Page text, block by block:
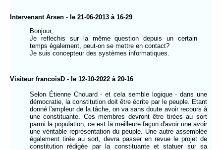
Intervenant Arsen - le 21-06-2013 à 16-29
Bonjour,
Je reflechis sur la même question depuis un certain
temps également, peut-on se mettre en contact?
Je suis concepteur des systèmes informatiques.
Visiteur francoisD - le 12-10-2022 à 20-16
Selon Étienne Chouard - et cela semble logique - dans une
démocratie, la constitution doit être écrite par le peuple. Etant
donné l'ampleur de la tâche, on va sans doute avoir recours à
une constituante. Ces membres devront être tirées au sort
parmi la population, ce est la meilleure façon d'avoir une avoir
une véritable représentation du peuple. Une autre assemblée
également tirée au sort, devra passer en revue le projet de
constitution rédigée par la constituante et statuer sur sa